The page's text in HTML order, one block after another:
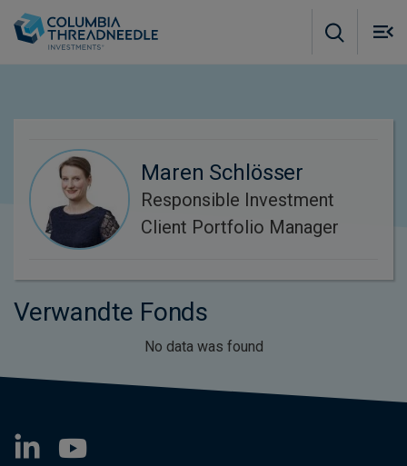
Maren Schlösser
Responsible Investment
Client Portfolio Manager
Verwandte Fonds
No data was found